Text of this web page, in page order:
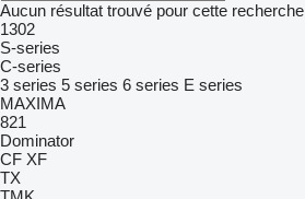
Aucun résultat trouvé pour cette recherche
1302
S-series
C-series
3 series 5 series 6 series E series
MAXIMA
821
Dominator
CF XF
TX